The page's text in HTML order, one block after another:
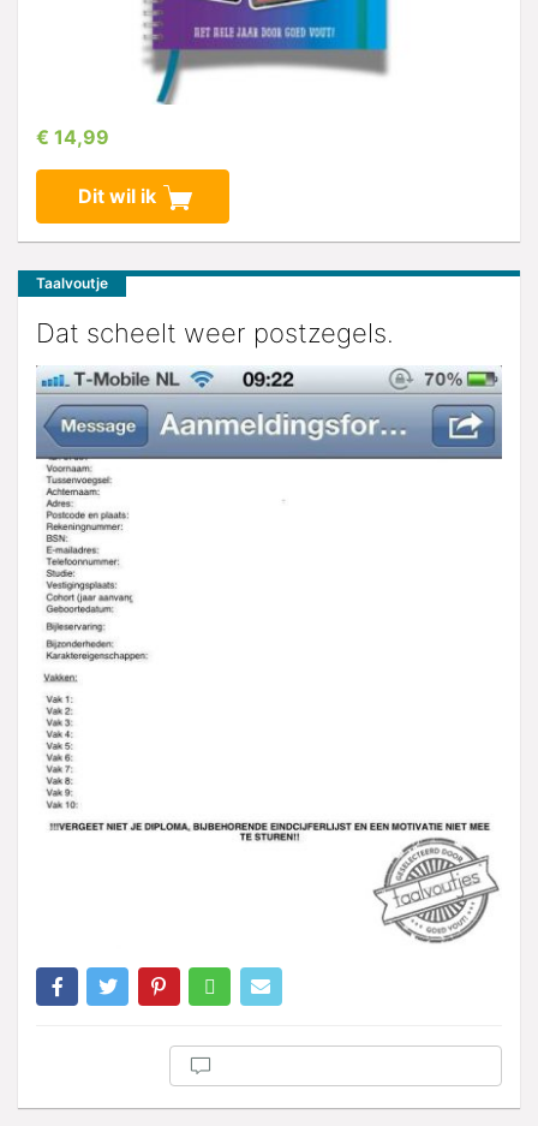
€ 14,99
Dit wil ik
Taalvoutje
Dat scheelt weer postzegels.